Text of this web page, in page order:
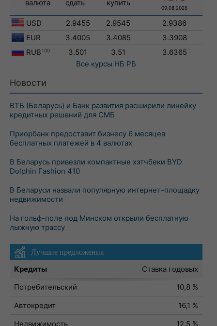
валюта сдать купить
09.08.2026
USD 2.9455 2.9545
2.9386
EUR
3.4005 3.4085
3.3908
RUB 100 3.501 3.51
3.6365
Все курсы НБ РБ
Новости
ВТБ (Беларусь) и Банк развития расширили линейку
кредитных решений для СМБ
Приорбанк предоставит бизнесу 6 месяцев
бесплатных платежей в 4 валютах
В Беларусь привезли компактные хэтчбеки BYD
Dolphin Fashion 410
В Беларуси назвали популярную интернет-площадку
недвижимости
На гольф-поле под Минском открыли бесплатную
лыжную трассу
Лучшие предложения
Кредиты
Ставка годовых
Потребительский
10,8 %
Автокредит
16,1 %
Недвижимость
12,5 %